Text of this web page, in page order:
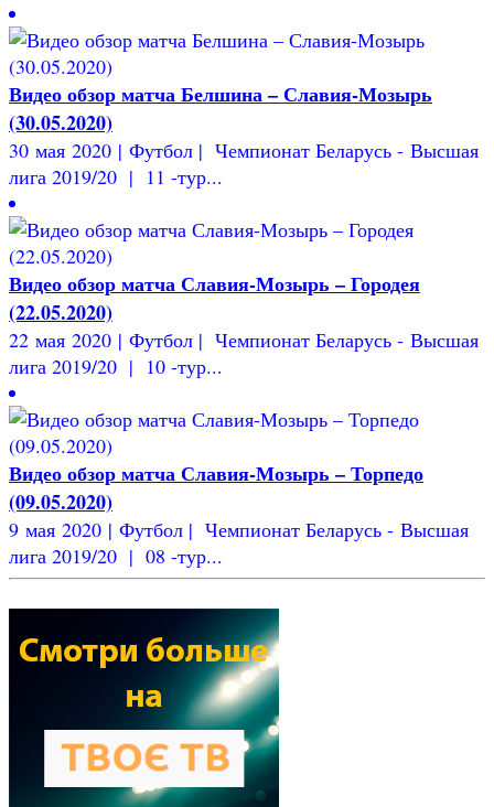
Видео обзор матча Белшина – Славия-Мозырь
(30.05.2020)
30 мая 2020 | Футбол | Чемпионат Беларусь - Высшая
лига 2019/20 | 11 -тур...
Видео обзор матча Славия-Мозырь – Городея
(22.05.2020)
22 мая 2020 | Футбол | Чемпионат Беларусь - Высшая
лига 2019/20 | 10 -тур...
Видео обзор матча Славия-Мозырь – Торпедо
(09.05.2020)
9 мая 2020 | Футбол | Чемпионат Беларусь - Высшая
лига 2019/20 | 08 -тур...